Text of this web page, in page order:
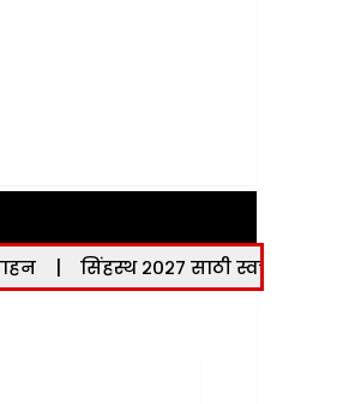
सिंहस्थ २०२७ साठी स्वच्छतेचा सर्वसमावेशक